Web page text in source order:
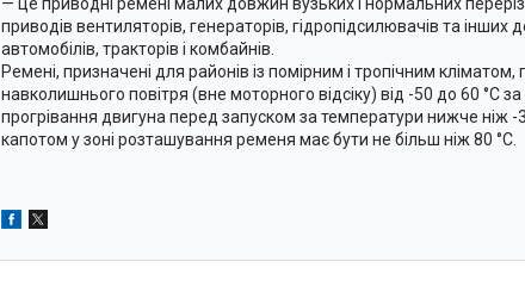
приводів вентиляторів, генераторів, гідропідсилювачів та інших
автомобілів, тракторів і комбайнів.
Ремені, призначені для районів із помірним і тропічним
навколишнього повітря (вне моторного відсіку) від -50 до 60 °C
прогрівання двигуна перед запуском за температури нижче ніж -
капотом у зоні розташування ременя має бути не більш ніж 80 °C.